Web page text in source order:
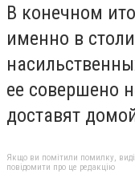
В конечном
именно в
ее совершено
доставят
Якщо ви помітили помилку,
повідомити про це редакцію